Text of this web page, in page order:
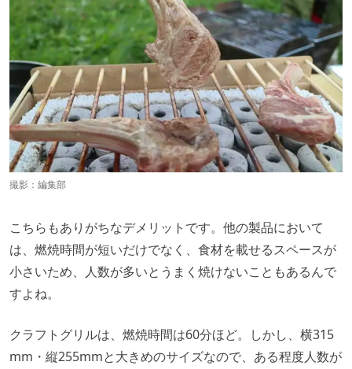
撮影：編集部
こちらもありがちなデメリットです。他の製品において
は、燃焼時間が短いだけでなく、食材を載せるスペースが
小さいため、人数が多いとうまく焼けないこともあるんで
すよね。
クラフトグリルは、燃焼時間は60分ほど。しかし、横315
mm・縦255mmと大きめのサイズなので、ある程度人数が